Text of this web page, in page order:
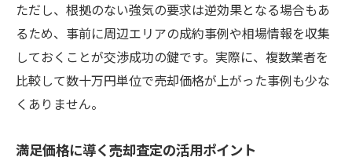
ただし、根拠のない強気の要求は逆効果となる場合もあ
るため、事前に周辺エリアの成約事例や相場情報を収集
しておくことが交渉成功の鍵です。実際に、複数業者を
比較して数十万円単位で売却価格が上がった事例も少な
くありません。
満足価格に導く売却査定の活用ポイント